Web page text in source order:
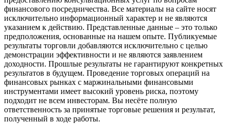
финансового посредничества. Все материалы на сайте носят
исключительно информационный характер и не являются
указанием к действию. Представленные данные – это только
предположения, основанные на нашем опыте. Публикуемые
результаты торговли добавляются исключительно с целью
демонстрации эффективности и не являются заявлением
доходности. Прошлые результаты не гарантируют конкретных
результатов в будущем. Проведение торговых операций на
финансовых рынках с маржинальными финансовыми
инструментами имеет высокий уровень риска, поэтому
подходит не всем инвесторам. Вы несёте полную
ответственность за принятые торговые решения и результат,
полученный в ходе работы.